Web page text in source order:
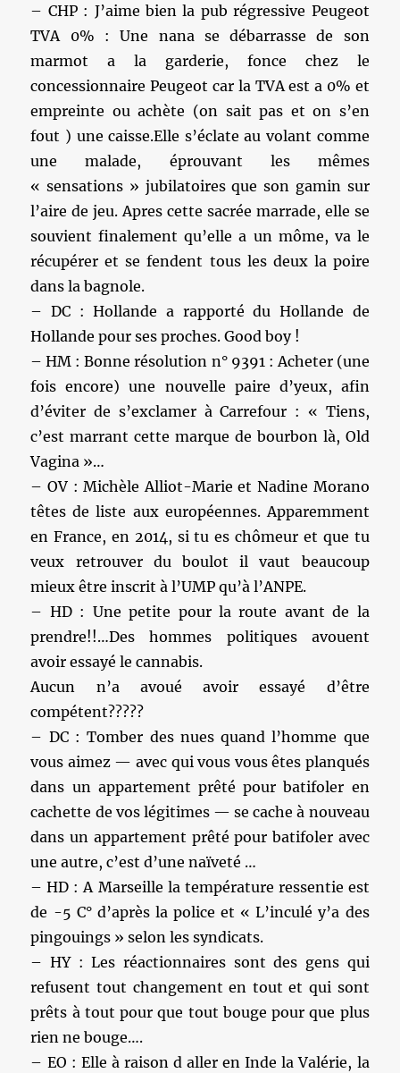
– CHP : J’aime bien la pub régressive Peugeot
TVA 0% : Une nana se débarrasse de son
marmot a la garderie, fonce chez le
concessionnaire Peugeot car la TVA est a 0% et
empreinte ou achète (on sait pas et on s’en
fout ) une caisse.Elle s’éclate au volant comme
une malade, éprouvant les mêmes
« sensations » jubilatoires que son gamin sur
l’aire de jeu. Apres cette sacrée marrade, elle se
souvient finalement qu’elle a un môme, va le
récupérer et se fendent tous les deux la poire
dans la bagnole.
– DC : Hollande a rapporté du Hollande de
Hollande pour ses proches. Good boy !
– HM : Bonne résolution n° 9391 : Acheter (une
fois encore) une nouvelle paire d’yeux, afin
d’éviter de s’exclamer à Carrefour : « Tiens,
c’est marrant cette marque de bourbon là, Old
Vagina »…
– OV : Michèle Alliot-Marie et Nadine Morano
têtes de liste aux européennes. Apparemment
en France, en 2014, si tu es chômeur et que tu
veux retrouver du boulot il vaut beaucoup
mieux être inscrit à l’UMP qu’à l’ANPE.
– HD : Une petite pour la route avant de la
prendre!!…Des hommes politiques avouent
avoir essayé le cannabis.
Aucun n’a avoué avoir essayé d’être
compétent?????
– DC : Tomber des nues quand l’homme que
vous aimez — avec qui vous vous êtes planqués
dans un appartement prêté pour batifoler en
cachette de vos légitimes — se cache à nouveau
dans un appartement prêté pour batifoler avec
une autre, c’est d’une naïveté …
– HD : A Marseille la température ressentie est
de -5 C° d’après la police et « L’inculé y’a des
pingouings » selon les syndicats.
– HY : Les réactionnaires sont des gens qui
refusent tout changement en tout et qui sont
prêts à tout pour que tout bouge pour que plus
rien ne bouge….
– EO : Elle à raison d aller en Inde la Valérie, la